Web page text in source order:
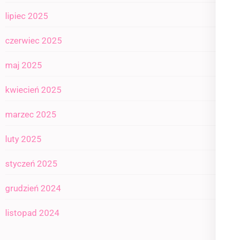
lipiec 2025
czerwiec 2025
maj 2025
kwiecień 2025
marzec 2025
luty 2025
styczeń 2025
grudzień 2024
listopad 2024